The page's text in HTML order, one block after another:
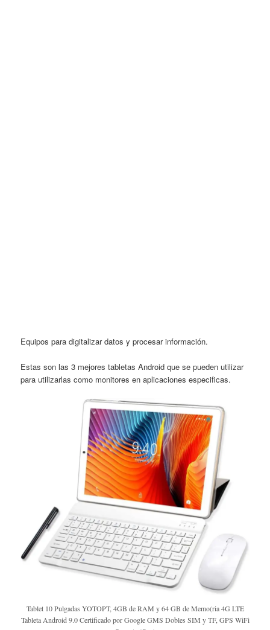
Equipos para digitalizar datos y procesar información.
Estas son las 3 mejores tabletas Android que se pueden utilizar
para utilizarlas como monitores en aplicaciones especificas.
Tablet 10 Pulgadas YOTOPT, 4GB de RAM y 64 GB de Memo(ria 4G LTE
Tableta Android 9.0 Certificado por Google GMS Dobles SIM y TF, GPS WiFi